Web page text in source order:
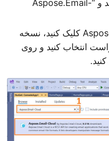
روی تب Browse کلیک کنید و “Aspose.Email-
روی بسته Aspose.Email-Cloud کلیک کنید، نسخه
انتخاب کنید و روی